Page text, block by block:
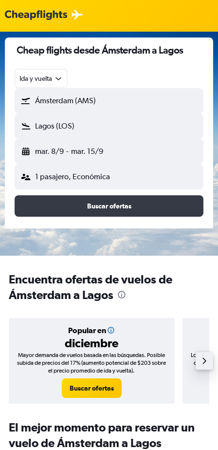
Cheap flights desde Ámsterdam a Lagos
Ida y vuelta
Ámsterdam (AMS)
Lagos (LOS)
mar. 8/9 - mar. 15/9
1 pasajero, Económica
Buscar ofertas
Encuentra ofertas de vuelos de
Ámsterdam a Lagos
Popular en
diciembre
Mayor demanda de vuelos basada en las búsquedas. Posible
subida de precios del 17% (aumento potencial de $203 sobre
el precio promedio de ida y vuelta).
Buscar ofertas
Los
de
El mejor momento para reservar un
vuelo de Ámsterdam a Lagos